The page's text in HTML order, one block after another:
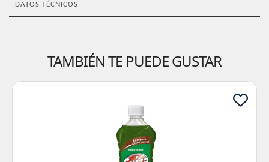
DATOS TÉCNICOS
TAMBIÉN TE PUEDE GUSTAR